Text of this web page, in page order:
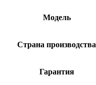
Модель
Страна производства
Гарантия